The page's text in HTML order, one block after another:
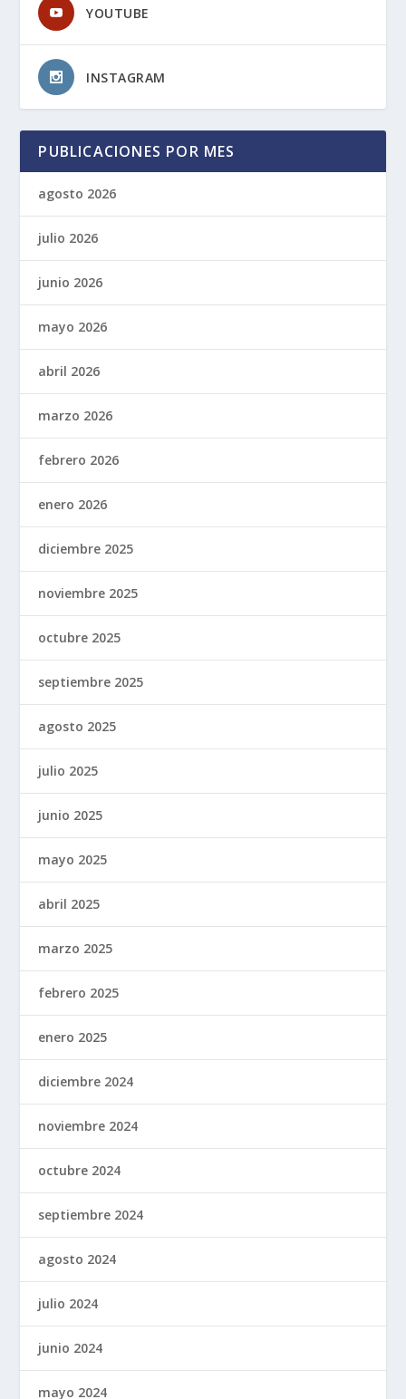
YOUTUBE
INSTAGRAM
PUBLICACIONES POR MES
agosto 2026
julio 2026
junio 2026
mayo 2026
abril 2026
marzo 2026
febrero 2026
enero 2026
diciembre 2025
noviembre 2025
octubre 2025
septiembre 2025
agosto 2025
julio 2025
junio 2025
mayo 2025
abril 2025
marzo 2025
febrero 2025
enero 2025
diciembre 2024
noviembre 2024
octubre 2024
septiembre 2024
agosto 2024
julio 2024
junio 2024
mayo 2024